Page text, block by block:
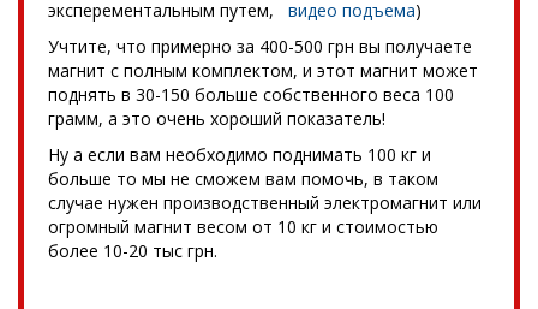
эксперементальным путем, видео подъема)
Учтите, что примерно за 400-500 грн вы получаете
магнит с полным комплектом, и этот магнит может
поднять в 30-150 больше собственного веса 100
грамм, а это очень хороший показатель!
Ну а если вам необходимо поднимать 100 кг и
больше то мы не сможем вам помочь, в таком
случае нужен производственный электромагнит или
огромный магнит весом от 10 кг и стоимостью
более 10-20 тыс грн.